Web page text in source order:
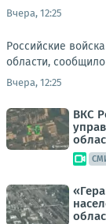
Вчера, 12:25
Российские
области,
Вчера, 12:25
ВКС